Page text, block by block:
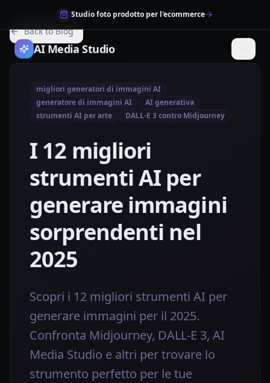
Studio foto prodotto per l'ecommerce
AI Media Studio
Back to Blog
migliori generatori di immagini AI
generatore di immagini AI
AI generativa
strumenti AI per arte
DALL-E 3 contro Midjourney
I 12 migliori
strumenti AI per
generare immagini
sorprendenti nel
2025
Scopri i 12 migliori strumenti AI per
generare immagini per il 2025.
Confronta Midjourney, DALL-E 3, AI
Media Studio e altri per trovare lo
strumento perfetto per le tue